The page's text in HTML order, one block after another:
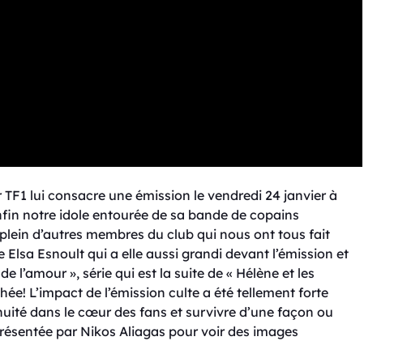
lui consacre une émission le vendredi 24 janvier à
notre idole entourée de sa bande de copains
d’autres membres du club qui nous ont tous fait
Esnoult qui a elle aussi grandi devant l’émission et
l’amour », série qui est la suite de « Hélène et les
L’impact de l’émission culte a été tellement forte
dans le cœurdes fans et survivre d’une façon ou
par Nikos Aliagas pour voir des images